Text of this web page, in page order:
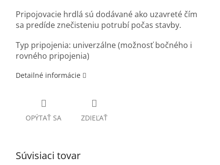
Pripojovacie hrdlá sú dodávané ako uzavreté čím
sa predíde znečisteniu potrubí počas stavby.
Typ pripojenia: univerzálne (možnosť bočného i
rovného pripojenia)
Detailné informácie
OPÝTAŤ SA ZDIEĽAŤ
Súvisiaci tovar